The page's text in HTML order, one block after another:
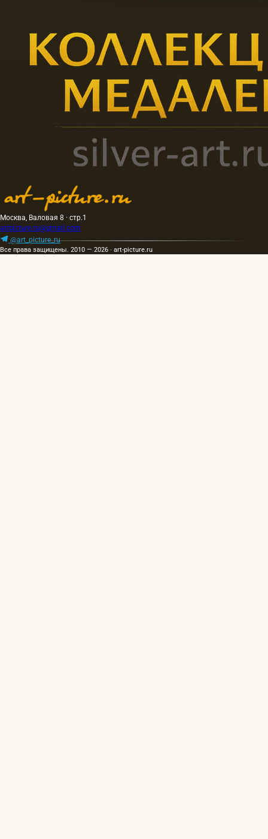
Москва, Валовая 8 · стр.1
artpicture.ru@gmail.com
@art_picture_ru
Все права защищены. 2010 — 2026 · art-picture.ru